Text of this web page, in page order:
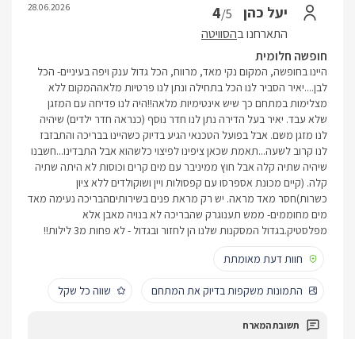
יעל כהן 4/5
התארחנו בהסוויטה
28.06.2026
חופשה חלומית
היינו בחופשה, המקום נקי מאד, מרווח, הכל גדול ענק ויפה בעיניים- הכל
לבן....יאיר הסביר לנו הכל בתחילה ונתן לנו פרטיות מלאההמקום ללא
מצלימות במתחם כך שיש אינטימיות מלאה!!היה לנו פדיחה עם המזגן
שלא עבד. יאיר בעל הדירה נתן לנו חדר נוסף (כנראה חדר ילדים) שיהיה
לנו מזגן משם. אבל בפועל הטכנאי הגיע בדיוק כשהיינו בבריכה והתבזבז
לנו קרוב לשעה...תאמת שכאן ציפינו לפיצוי כלשהוא אבל התבדינו...חשבנו
שיהיה שתיה קלה אבל חוץ ממיניבר עם מים קרים וכוסות לא היתה שתיה
קלה. (קיים מכונת אספרסו עם קפסולות ויין ושוקולדים ללא ציון
כשרות)חסר מאד מראה. יש רק מראת פנים בשירותיםהבריכה נעימה מאד
מים מחוממים- ממש תענוגרק שהבריכה לא בנויה מאבן אלא
מפלסטיק.בגדול המסקנות שלנו הן לחזור ובגדול - לא פחות מ3 לילות!!
חוות דעת מאומתת
התמונות משקפות בדיוק את המתחם שווה כל שקל